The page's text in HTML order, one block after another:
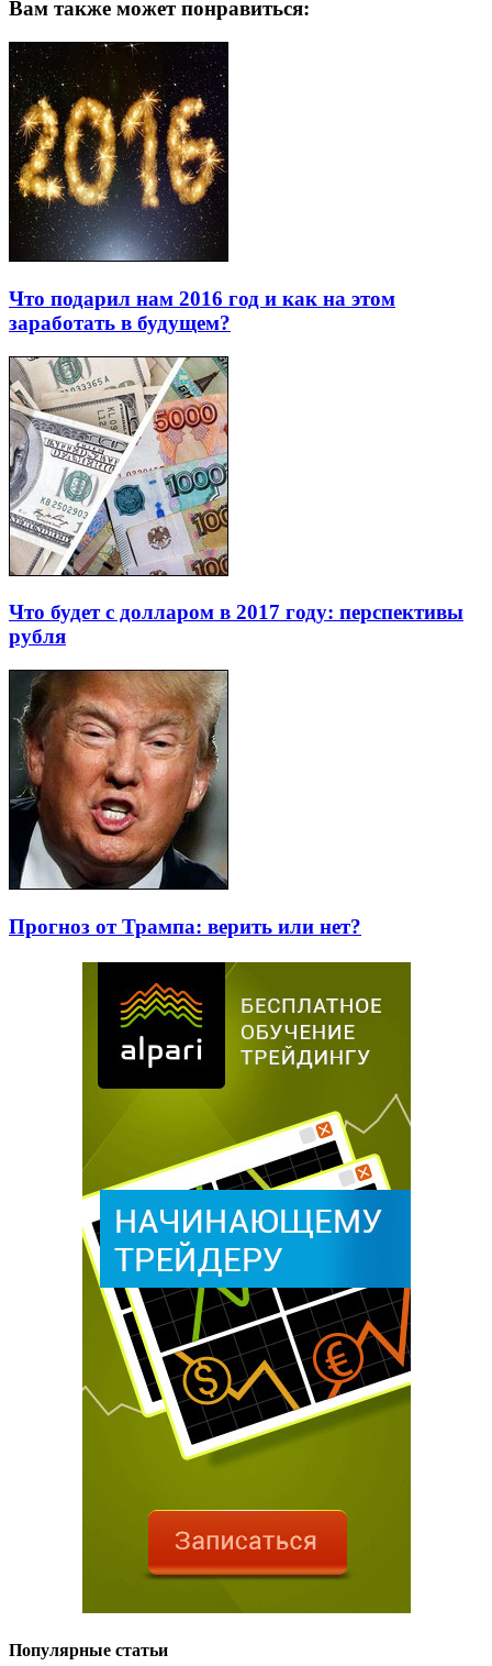
Вам также может понравиться:
Что подарил нам 2016 год и как на этом
заработать в будущем?
Что будет с долларом в 2017 году: перспективы
рубля
Прогноз от Трампа: верить или нет?
Популярные статьи